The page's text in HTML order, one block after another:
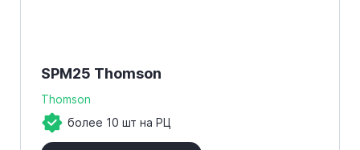
SPM25 Thomson
Thomson
более 10 шт на РЦ